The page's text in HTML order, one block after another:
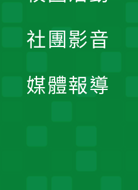
社團影音
媒體報導